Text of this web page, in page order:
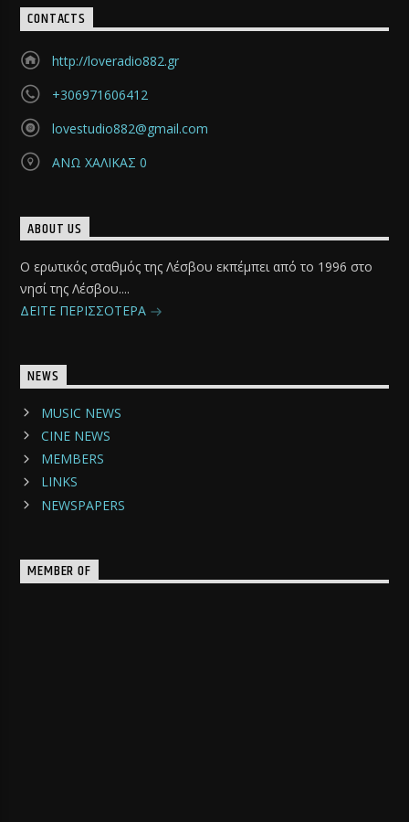
CONTACTS
http://loveradio882.gr
+306971606412
lovestudio882@gmail.com
ΑΝΩ ΧΑΛΙΚΑΣ 0
ABOUT US
Ο ερωτικός σταθμός της Λέσβου εκπέμπει από το 1996 στο
νησί της Λέσβου....
ΔΕΙΤΕ ΠΕΡΙΣΣΟΤΕΡΑ
NEWS
MUSIC NEWS
CINE NEWS
MEMBERS
LINKS
NEWSPAPERS
MEMBER OF